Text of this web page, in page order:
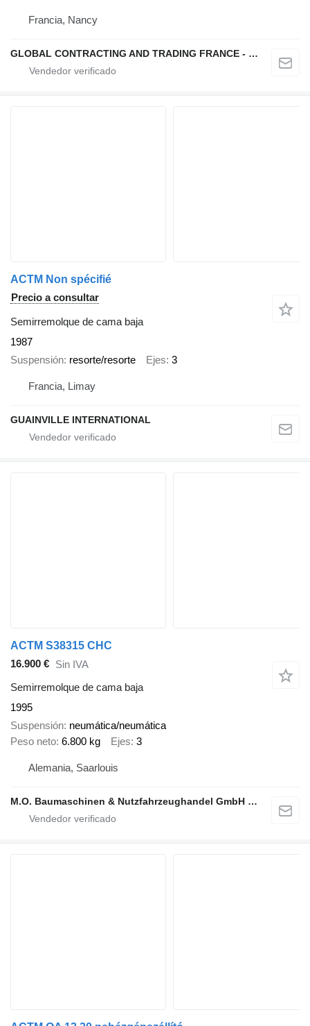
Francia, Nancy
GLOBAL CONTRACTING AND TRADING FRANCE - GCTF
ACTM Non spécifié
Precio a consultar
Semirremolque de cama baja
1987
Suspensión resorte/resorte Ejes 3
Francia, Limay
GUAINVILLE INTERNATIONAL
ACTM S38315 CHC
16.900 € Sin IVA
Semirremolque de cama baja
1995
Suspensión neumática/neumática
Peso neto 6.800 kg Ejes 3
Alemania, Saarlouis
M.O. Baumaschinen & Nutzfahrzeughandel GmbH & CO.